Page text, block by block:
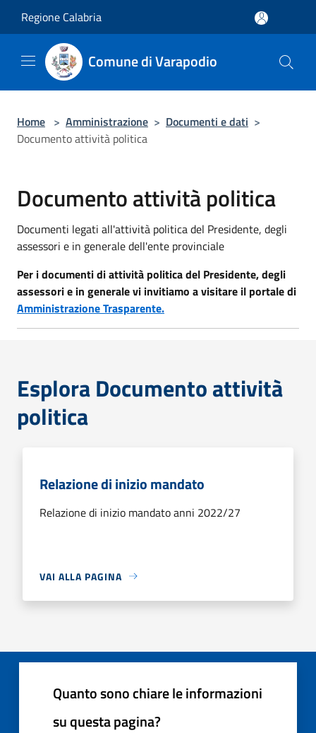
Regione Calabria
Comune di Varapodio
Home > Amministrazione > Documenti e dati >
Documento attività politica
Documento attività politica
Documenti legati all'attività politica del Presidente, degli
assessori e in generale dell'ente provinciale
Per i documenti di attività politica del Presidente, degli
assessori e in generale vi invitiamo a visitare il portale di
Amministrazione Trasparente.
Esplora Documento attività
politica
Relazione di inizio mandato
Relazione di inizio mandato anni 2022/27
VAI ALLA PAGINA
Quanto sono chiare le informazioni
su questa pagina?